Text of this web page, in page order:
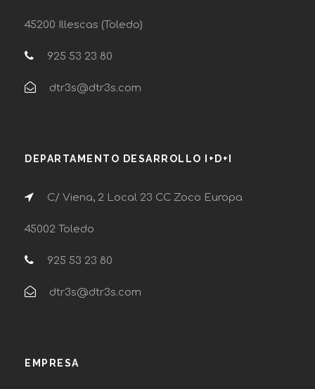
45200 Illescas (Toledo)
925 53 23 80
dtr3s@dtr3s.com
DEPARTAMENTO DESARROLLO I+D+I
C/ Viena, 2 Local 23 CC Zoco Europa
45002 Toledo
925 53 23 80
dtr3s@dtr3s.com
EMPRESA